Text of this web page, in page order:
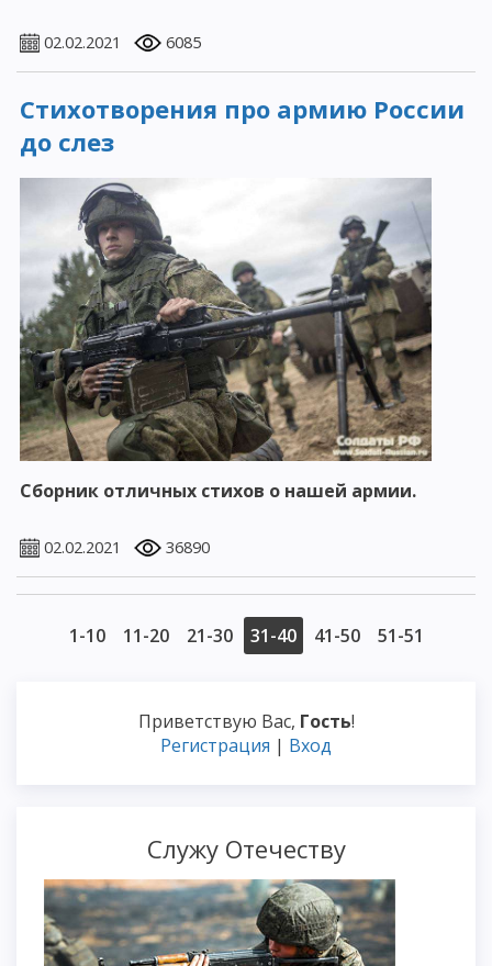
Приветствую Вас, Гость!
Регистрация | Вход
Служу Отечеству
02.02.2021 6085
Стихотворения про армию России
до слез
Сборник отличных стихов о нашей армии.
02.02.2021 36890
1-10 11-20 21-30 31-40 41-50 51-51